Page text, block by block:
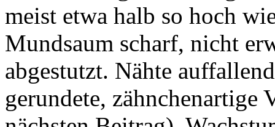
meist etwa halb so hoch
Mundsaum scharf, nicht
abgestutzt. Nähte
gerundete,